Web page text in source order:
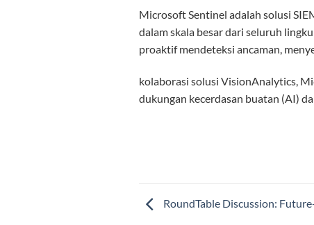
Microsoft Sentinel adalah solusi
dalam skala besar dari seluruh
proaktif mendeteksi ancaman,
kolaborasi solusi VisionAnalytics,
dukungan kecerdasan buatan (AI)
RoundTable Discussion: